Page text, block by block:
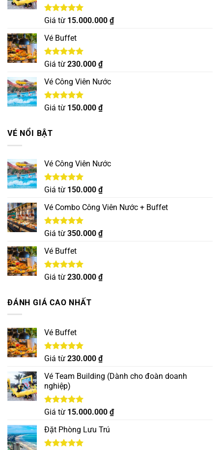
Được xếp
5 sao
Giá từ 15.000.000 ₫
Vé Buffet
Được xếp
5 sao
Giá từ 230.000 ₫
Vé Công Viên Nước
Được xếp
Giá từ 150.000 ₫
VÉ NỔI BẬT
Vé Công Viên Nước
Được xếp
5 sao
Giá từ 150.000 ₫
Vé Combo Công Viên Nước + Buffet
Được xếp
5 sao
Giá từ 350.000 ₫
Vé Buffet
Được xếp
Giá từ 230.000 ₫
ĐÁNH GIÁ CAO NHẤT
Vé Buffet
Được xếp
5 sao
Giá từ 230.000 ₫
Vé Team Building (Dành cho đoàn doanh
nghiệp)
Được xếp
5 sao
Giá từ 15.000.000 ₫
Đặt Phòng Lưu Trú